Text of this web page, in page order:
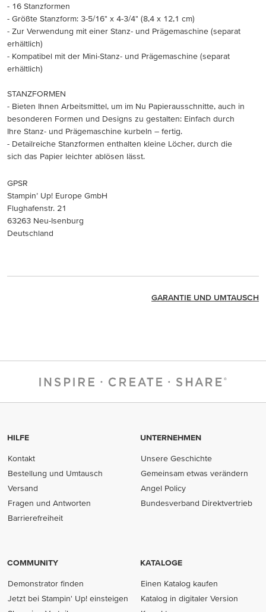
- 16 Stanzformen
- Größte Stanzform: 3-5/16" x 4-3/4" (8,4 x 12,1 cm)
- Zur Verwendung mit einer Stanz- und Prägemaschine (separat
erhältlich)
- Kompatibel mit der Mini-Stanz- und Prägemaschine (separat
erhältlich)
STANZFORMEN
- Bieten Ihnen Arbeitsmittel, um im Nu Papierausschnitte, auch in
besonderen Formen und Designs zu gestalten: Einfach durch
Ihre Stanz- und Prägemaschine kurbeln – fertig.
- Detailreiche Stanzformen enthalten kleine Löcher, durch die
sich das Papier leichter ablösen lässt.
GPSR
Stampin’ Up! Europe GmbH
Flughafenstr. 21
63263 Neu-Isenburg
Deutschland
GARANTIE UND UMTAUSCH
HILFE
Kontakt
Bestellung und Umtausch
Versand
Fragen und Antworten
Barrierefreiheit
UNTERNEHMEN
Unsere Geschichte
Gemeinsam etwas verändern
Angel Policy
Bundesverband Direktvertrieb
COMMUNITY
Demonstrator finden
Jetzt bei Stampin' Up! einsteigen
KATALOGE
Einen Katalog kaufen
Katalog in digitaler Version